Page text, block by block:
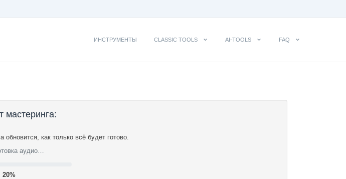
ИНСТРУМЕНТЫ CLASSIC TOOLS AI-TOOLS FAQ
мастеринга:
обновится, как только всё будет готово.
аудио…
20%